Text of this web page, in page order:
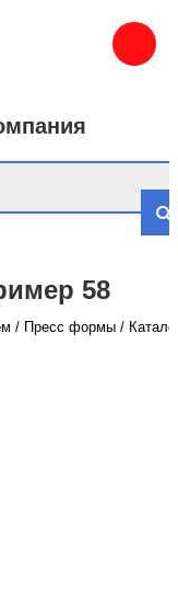
58
/ Пресс формы /